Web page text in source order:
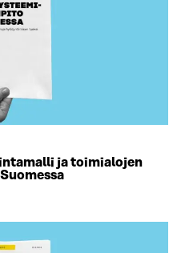
ja toimialojen